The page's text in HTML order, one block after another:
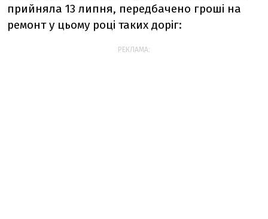
прийняла 13 липня, передбачено гроші на
ремонт у цьому році таких доріг:
РЕКЛАМА: